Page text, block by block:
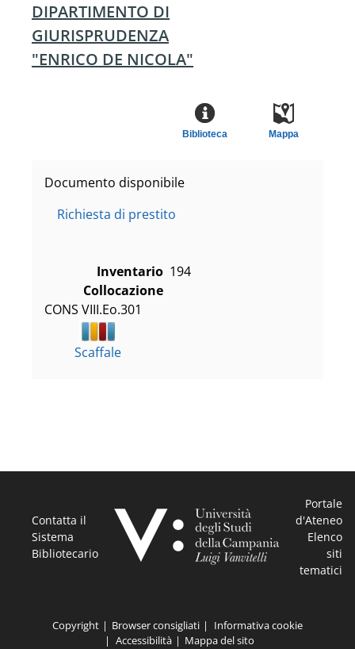
DIPARTIMENTO DI
GIURISPRUDENZA
"ENRICO DE NICOLA"
Mappa
Biblioteca
Documento disponibile
Richiesta di prestito
Inventario 194
Collocazione
CONS VIII.Eo.301
Scaffale
Contatta il
Sistema
Bibliotecario
Portale
d'Ateneo
Elenco
siti
tematici
Copyright Browser consigliati
Informativa cookie
Accessibilità
Mappa del sito